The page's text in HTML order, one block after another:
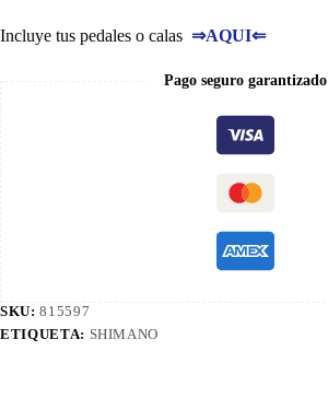
Incluye tus pedales o calas ⇒AQUI⇐
Pago seguro garantizado
SKU:815597
ETIQUETA: SHIMANO